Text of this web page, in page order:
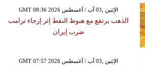
GMT 08:36 2026 الإثنين ,03 آب / أغسطس
الذهب يرتفع مع هبوط النفط إثر إرجاء ترامب
ضرب إيران
GMT 07:57 2026 الإثنين ,03 آب / أغسطس